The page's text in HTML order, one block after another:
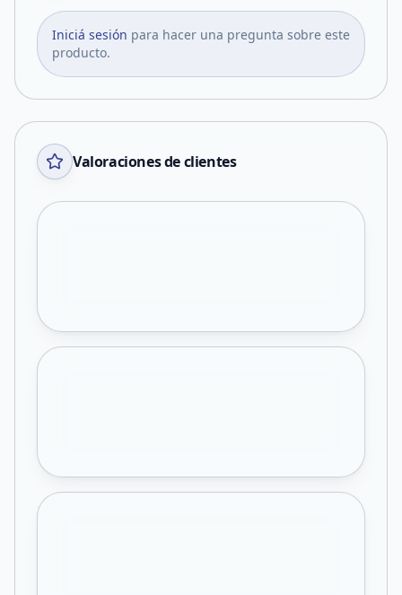
Iniciá sesión para hacer una pregunta sobre este
producto.
Valoraciones de clientes